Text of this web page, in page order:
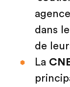
dans
de
La